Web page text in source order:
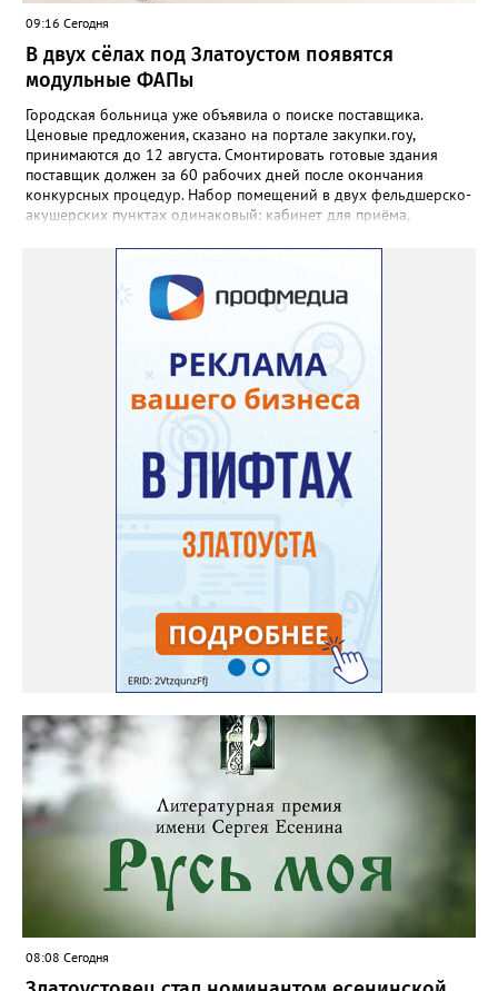
09:16 Сегодня
В двух сёлах под Златоустом появятся
модульные ФАПы
Городская больница уже объявила о поиске поставщика.
Ценовые предложения, сказано на портале закупки.гоу,
принимаются до 12 августа. Смонтировать готовые здания
поставщик должен за 60 рабочих дней после окончания
конкурсных процедур. Набор помещений в двух фельдшерско-
акушерских пунктах одинаковый: кабинет для приёма,
также комната для хранения лекарственных препаратов и
другие вспомогательные. В Веселовке новый ФАП
расположится на участке №58 по улице Ленина, в Кувашах –
08:08 Сегодня